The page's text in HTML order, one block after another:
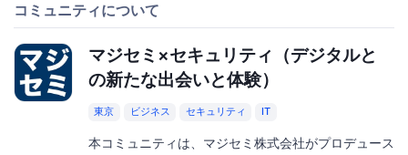
コミュニティについて
マジセミ×セキュリティ（デジタルと
の新たな出会いと体験）
東京 ビジネス セキュリティ IT
本コミュニティは、マジセミ株式会社がプロデュース